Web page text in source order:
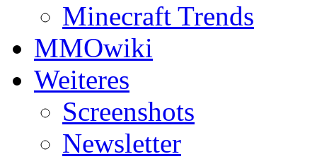
Minecraft Trends
MMOwiki
Weiteres
Screenshots
Newsletter